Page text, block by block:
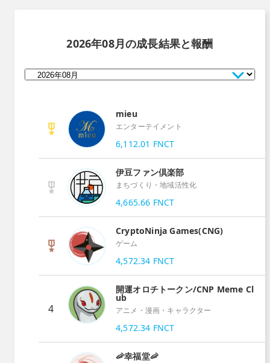
2026年08月の成長結果と報酬
mieu
エンターテイメント
6,112.01 FNCT
伊豆ファン倶楽部
まちづくり・地域活性化
4,665.66 FNCT
CryptoNinja Games(CNG)
ゲーム
4,572.34 FNCT
4
開運オロチトークン/CNP Meme Cl
ub
アニメ・漫画・キャラクター
4,572.34 FNCT
🦐幸福堂🦐